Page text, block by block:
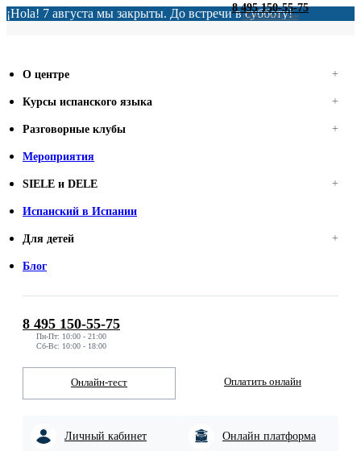
¡Hola! 7 августа мы закрыты. До встречи в субботу!
8 495 150-55-75
Перезвоните мне
О центре
Курсы испанского языка
Разговорные клубы
Мероприятия
SIELE и DELE
Испанский в Испании
Для детей
Блог
8 495 150-55-75
Пн-Пт: 10:00 - 21:00
Сб-Вс: 10:00 - 18:00
Онлайн-тест Оплатить онлайн
Личный кабинет Онлайн платформа